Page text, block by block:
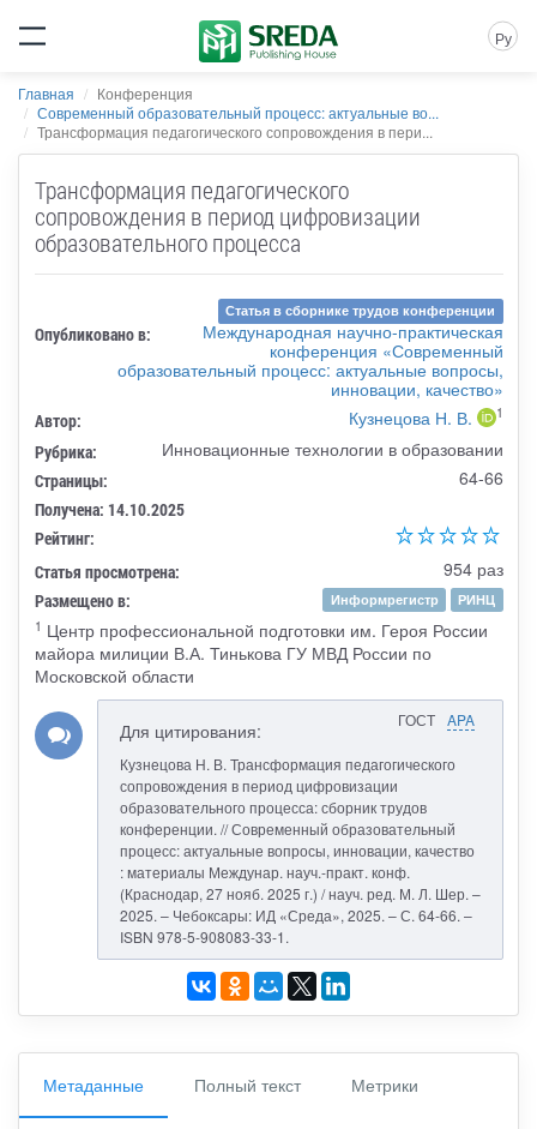
Ру
Главная
Конференция
Современный образовательный процесс: актуальные во...
Трансформация педагогического сопровождения в пери...
Трансформация педагогического
сопровождения в период цифровизации
образовательного процесса
Статья в сборнике трудов конференции
Опубликовано в:
Международная научно-практическая
конференция «Современный
образовательный процесс: актуальные вопросы,
инновации, качество»
Автор: Кузнецова Н. В. 1
Рубрика: Инновационные технологии в образовании
Страницы: 64-66
Получена: 14.10.2025
Рейтинг:
Статья просмотрена:
954 раз
Размещено в: Информрегистр
РИНЦ
1 Центр профессиональной подготовки им. Героя России
майора милиции В.А. Тинькова ГУ МВД России по
Московской области
ГОСТ APA
Для цитирования:
Кузнецова Н. В. Трансформация педагогического
сопровождения в период цифровизации
образовательного процесса: сборник трудов
конференции. // Современный образовательный
процесс: актуальные вопросы, инновации, качество
: материалы Междунар. науч.-практ. конф.
(Краснодар, 27 нояб. 2025 г.) / науч. ред. М. Л. Шер. –
2025. – Чебоксары: ИД «Среда», 2025. – С. 64-66. –
ISBN 978-5-908083-33-1.
Метаданные Полный текст Метрики